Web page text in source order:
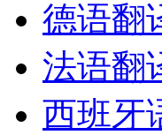
德语翻
法语翻
西班牙